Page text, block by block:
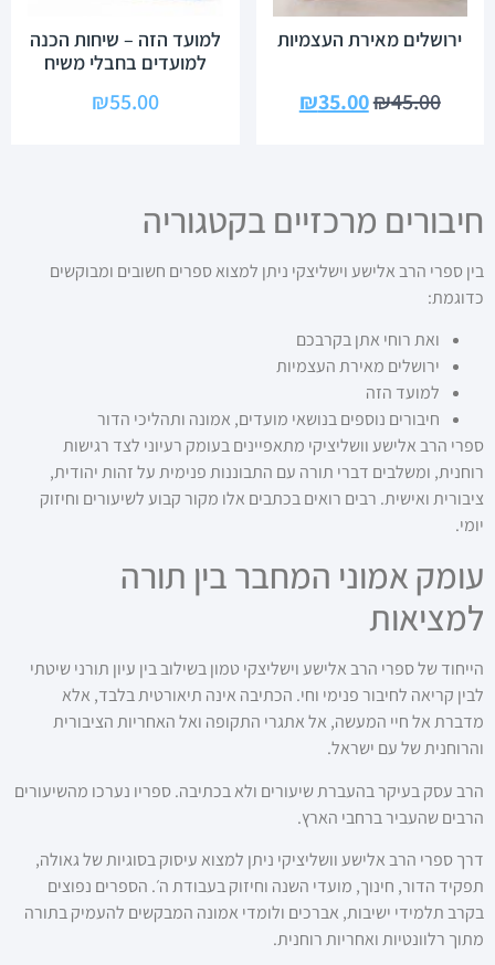
ירושלים מאירת העצמיות
₪45.00
₪35.00
למועד הזה – שיחות הכנה
למועדים בחבלי משיח
₪55.00
חיבורים מרכזיים בקטגוריה
בין ספרי הרב אלישע וישליצקי ניתן למצוא ספרים חשובים ומבוקשים
כדוגמת:
ואת רוחי אתן בקרבכם
ירושלים מאירת העצמיות
למועד הזה
חיבורים נוספים בנושאי מועדים, אמונה ותהליכי הדור
ספרי הרב אלישע וושליציקי מתאפיינים בעומק רעיוני לצד רגישות
רוחנית, ומשלבים דברי תורה עם התבוננות פנימית על זהות יהודית,
ציבורית ואישית. רבים רואים בכתבים אלו מקור קבוע לשיעורים וחיזוק
יומי.
עומק אמוני המחבר בין תורה
למציאות
הייחוד של ספרי הרב אלישע וישליצקי טמון בשילוב בין עיון תורני שיטתי
לבין קריאה לחיבור פנימי וחי. הכתיבה אינה תיאורטית בלבד, אלא
מדברת אל חיי המעשה, אל אתגרי התקופה ואל האחריות הציבורית
והרוחנית של עם ישראל.
הרב עסק בעיקר בהעברת שיעורים ולא בכתיבה. ספריו נערכו מהשיעורים
הרבים שהעביר ברחבי הארץ.
דרך ספרי הרב אלישע וושליציקי ניתן למצוא עיסוק בסוגיות של גאולה,
תפקיד הדור, חינוך, מועדי השנה וחיזוק בעבודת ה׳. הספרים נפוצים
בקרב תלמידי ישיבות, אברכים ולומדי אמונה המבקשים להעמיק בתורה
מתוך רלוונטיות ואחריות רוחנית.